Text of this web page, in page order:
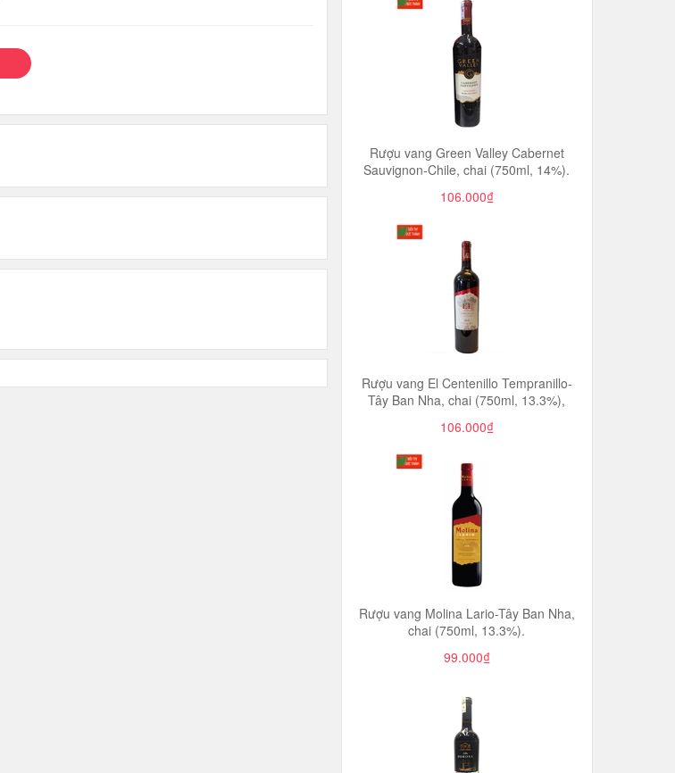
Rượu vang Green Valley Cabernet
Sauvignon-Chile, chai (750ml, 14%).
106.000₫
Rượu vang El Centenillo Tempranillo-
Tây Ban Nha, chai (750ml, 13.3%),
106.000₫
Rượu vang Molina Lario-Tây Ban Nha,
chai (750ml, 13.3%).
99.000₫